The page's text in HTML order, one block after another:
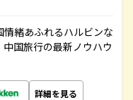
緒あふれるハルビンな
国旅行の最新ノウハウ
詳細を見る